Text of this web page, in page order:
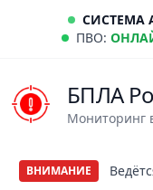
СИСТЕМА
ПВО:
БПЛА
Мониторинг
ВНИМАНИЕ